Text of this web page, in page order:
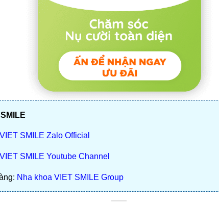
SMILE Zalo Official
SMILE Youtube Channel
Nha khoa VIET SMILE Group